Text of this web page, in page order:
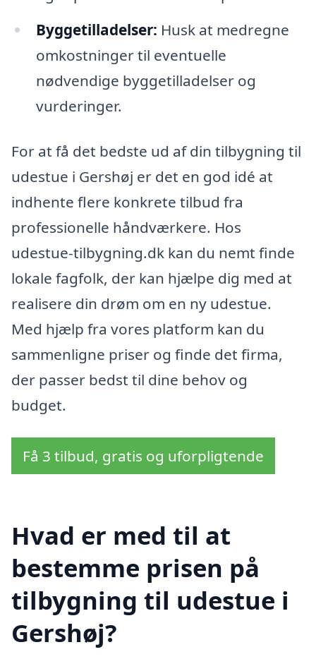
Byggetilladelser: Husk at medregne
omkostninger til eventuelle
nødvendige byggetilladelser og
vurderinger.
For at få det bedste ud af din tilbygning til
udestue i Gershøj er det en god idé at
indhente flere konkrete tilbud fra
professionelle håndværkere. Hos
udestue-tilbygning.dk kan du nemt finde
lokale fagfolk, der kan hjælpe dig med at
realisere din drøm om en ny udestue.
Med hjælp fra vores platform kan du
sammenligne priser og finde det firma,
der passer bedst til dine behov og
budget.
Få 3 tilbud, gratis og uforpligtende
Hvad er med til at
bestemme prisen på
tilbygning til udestue i
Gershøj?